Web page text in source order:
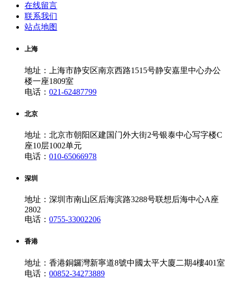
在线留言
联系我们
站点地图
上海
地址：上海市静安区南京西路1515号静安嘉里中心办公
楼一座1809室
电话： 021-62487799
北京
地址：北京市朝阳区建国门外大街2号银泰中心写字楼C
座10层1002单元
电话： 010-65066978
深圳
地址：深圳市南山区后海滨路3288号联想后海中心A座
2802
电话： 0755-33002206
香港
地址：香港銅鑼灣新寧道8號中國太平大廈二期4樓401室
电话： 00852-34273889